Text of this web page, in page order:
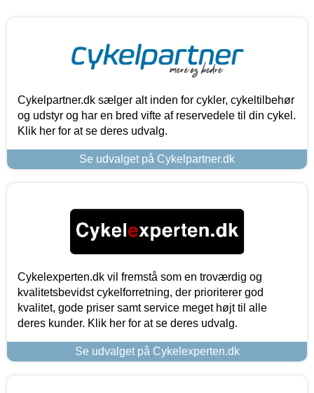
Cykelpartner.dk sælger alt inden for cykler, cykeltilbehør
og udstyr og har en bred vifte af reservedele til din cykel.
Klik her for at se deres udvalg.
Se udvalget på Cykelpartner.dk
Cykelexperten.dk vil fremstå som en troværdig og
kvalitetsbevidst cykelforretning, der prioriterer god
kvalitet, gode priser samt service meget højt til alle
deres kunder. Klik her for at se deres udvalg.
Se udvalget på Cykelexperten.dk